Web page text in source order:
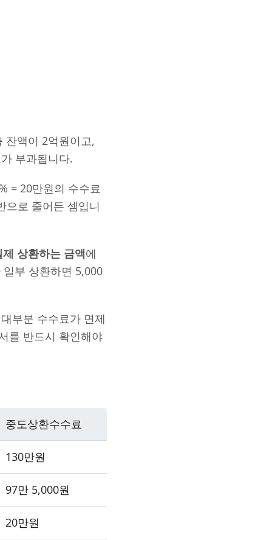
잔액이 2억원이고,
부과됩니다.
= 20만원의 수수료
으로 줄어든 셈입니
제 상환하는 금액에
부 상환하면 5,000
부분 수수료가 면제
를 반드시 확인해야
중도상환수수료
130만원
97만 5,000원
20만원